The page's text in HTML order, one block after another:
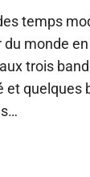
temps
monde
trois
et quelques